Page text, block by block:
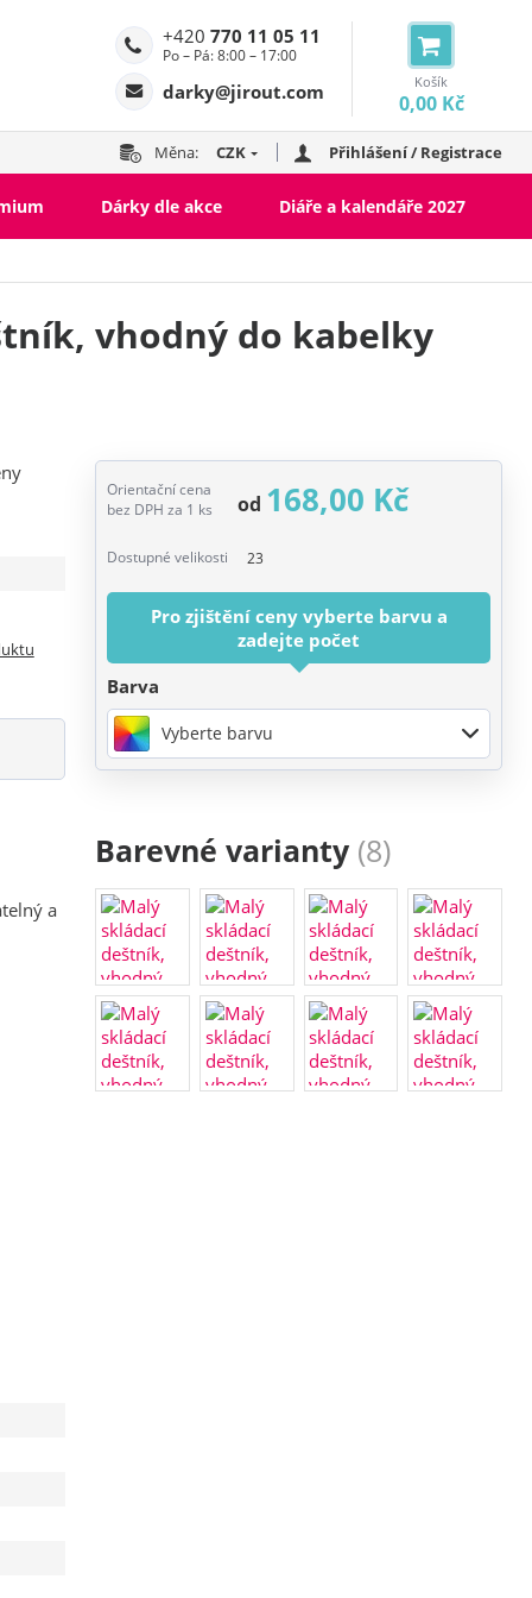
Košík
0,00 Kč
+420 770 11 05 11
Po – Pá: 8:00 – 17:00
darky@jirout.com
Měna: CZK Přihlášení / Registrace
Dárky dle akce Diáře a kalendáře 2027
vhodný do kabelky
Orientační cena
bez DPH za 1 ks
od 168,00 Kč
Dostupné velikosti 23
Pro zjištění ceny vyberte barvu a
zadejte počet
Barva
Vyberte barvu
a
Barevné varianty (8)